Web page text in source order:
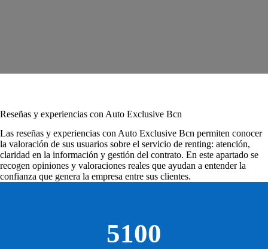
Reseñas y experiencias con Auto Exclusive Bcn
Las reseñas y experiencias con Auto Exclusive Bcn permiten conocer
la valoración de sus usuarios sobre el servicio de renting: atención,
claridad en la información y gestión del contrato. En este apartado se
recogen opiniones y valoraciones reales que ayudan a entender la
confianza que genera la empresa entre sus clientes.
5100